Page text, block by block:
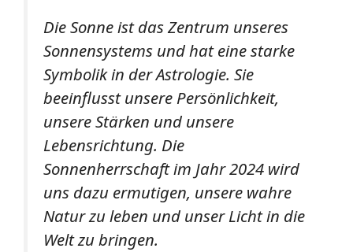
Die Sonne ist das Zentrum unseres
Sonnensystems und hat eine starke
Symbolik in der Astrologie. Sie
beeinflusst unsere Persönlichkeit,
unsere Stärken und unsere
Lebensrichtung. Die
Sonnenherrschaft im Jahr 2024 wird
uns dazu ermutigen, unsere wahre
Natur zu leben und unser Licht in die
Welt zu bringen.